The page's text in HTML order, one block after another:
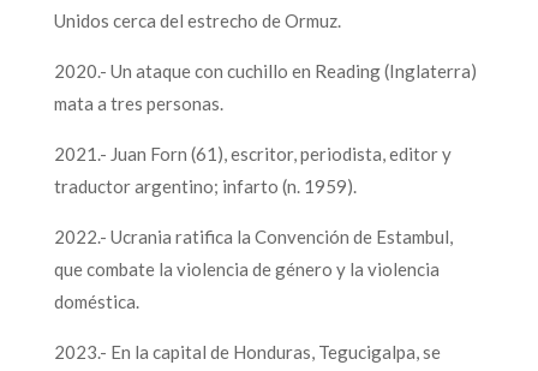
Unidos cerca del estrecho de Ormuz.
2020.- Un ataque con cuchillo en Reading (Inglaterra)
mata a tres personas.
2021.- Juan Forn (61), escritor, periodista, editor y
traductor argentino; infarto (n. 1959).
2022.- Ucrania ratifica la Convención de Estambul,
que combate la violencia de género y la violencia
doméstica.
2023.- En la capital de Honduras, Tegucigalpa, se